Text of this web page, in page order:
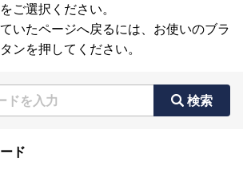
ご選択ください。
いたページへ戻るには、お使いのブラ
ンを押してください。
検索
ド